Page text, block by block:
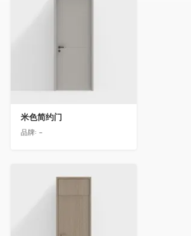
米色简约门
品牌: -